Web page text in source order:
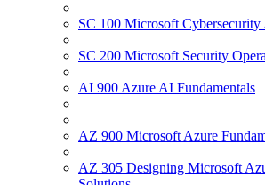
SC 100 Microsoft Cybersecurity
SC 200 Microsoft Security
AI 900 Azure AI Fundamentals
AZ 900 Microsoft Azure
AZ 305 Designing Microsoft